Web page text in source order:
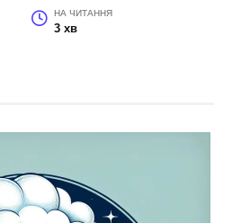
НА ЧИТАННЯ
3 хв